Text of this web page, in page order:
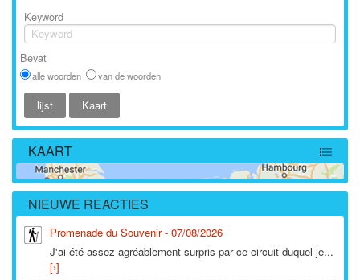
Keyword
Bevat
alle woorden van de woorden
KAART
11246
NIEUWE REACTIES
Promenade du Souvenir - 07/08/2026
J'ai été assez agréablement surpris par ce circuit duquel je...
[›]